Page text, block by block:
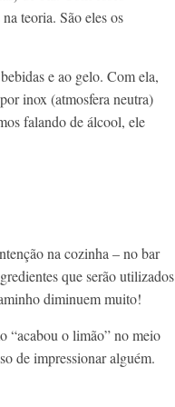
teoria. São eles os
e ao gelo. Com ela,
inox (atmosfera neutra)
falando de álcool, ele
na cozinha – no bar
que serão utilizados
diminuem muito!
“acabou o limão” no meio
de impressionar alguém.